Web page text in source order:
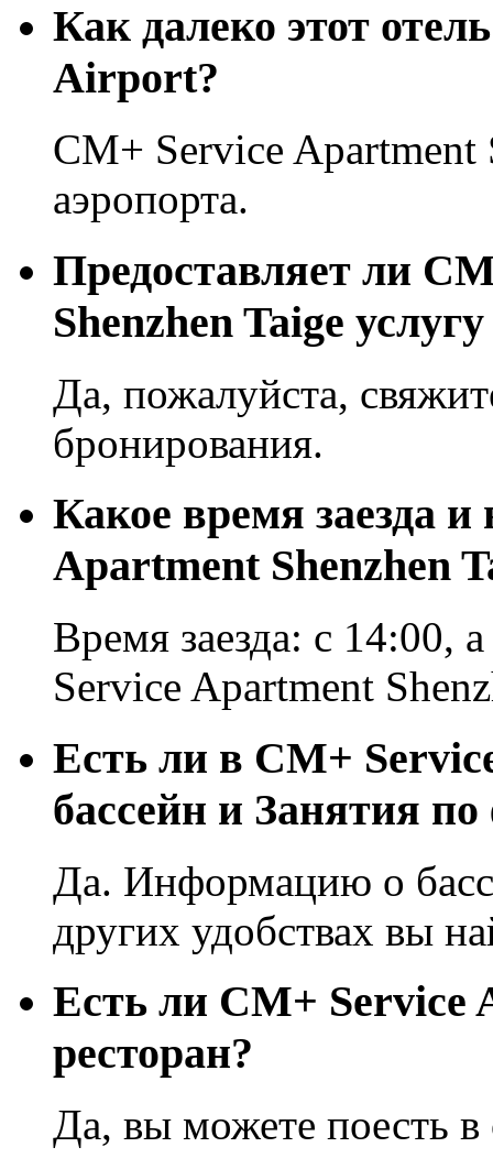
Как далеко этот
Airport?
CM+ Service Apartment
аэропорта.
Предоставляет ли
Shenzhen Taige
Да, пожалуйста,
бронирования.
Какое время заезда
Apartment Shenzhen
Время заезда: с 14:00,
Service Apartment
Есть ли в CM+
бассейн и Занятия
Да. Информацию о
других удобствах вы
Eсть ли CM+ Service
ресторан?
Да, вы можете поесть в